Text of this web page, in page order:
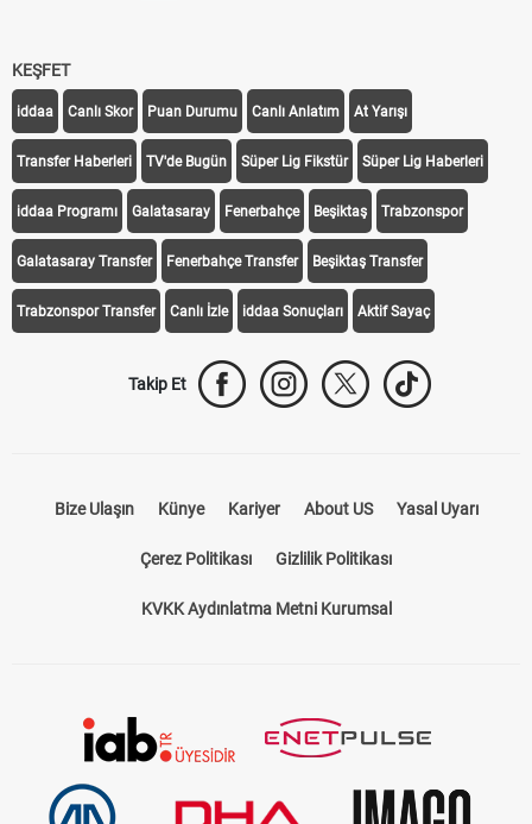
KEŞFET
iddaa Canlı Skor Puan Durumu Canlı Anlatım At Yarışı
Transfer Haberleri TV'de Bugün Süper Lig Fikstür Süper Lig Haberleri
iddaa Programı Galatasaray Fenerbahçe Beşiktaş Trabzonspor
Galatasaray Transfer Fenerbahçe Transfer Beşiktaş Transfer
Trabzonspor Transfer Canlı İzle iddaa Sonuçları Aktif Sayaç
Takip Et
Bize Ulaşın Künye Kariyer About US Yasal Uyarı
Çerez Politikası Gizlilik Politikası
KVKK Aydınlatma Metni Kurumsal